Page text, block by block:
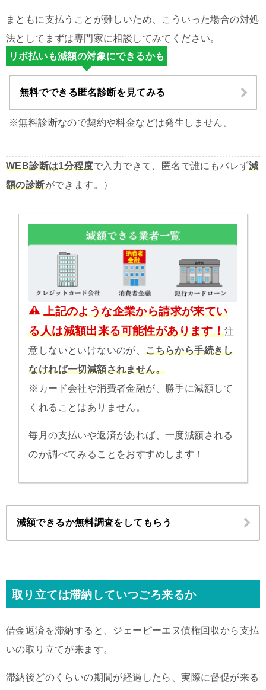
まともに支払うことが難しいため、こういった場合の対処
法としてまずは専門家に相談してみてください。
リボ払いも減額の対象にできるかも
無料でできる匿名診断を見てみる
※無料診断なので契約や料金などは発生しません。
WEB診断は1分程度で入力できて、匿名で誰にもバレず減
額の診断ができます。）
上記のような企業から請求が来てい
る人は減額出来る可能性があります！注
意しないといけないのが、こちらから手続きし
なければ一切減額されません。
※カード会社や消費者金融が、勝手に減額して
くれることはありません。
毎月の支払いや返済があれば、一度減額される
のか調べてみることをおすすめします！
減額できるか無料調査をしてもらう
取り立ては滞納していつごろ来るか
借金返済を滞納すると、ジェーピーエヌ債権回収から支払
いの取り立てが来ます。
滞納後どのくらいの期間が経過したら、実際に督促が来る